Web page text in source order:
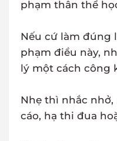
phạm thân thể
Nếu cứ làm đúng
phạm điều này,
lý một cách công
Nhẹ thì nhắc nhở,
cáo, hạ thi đua